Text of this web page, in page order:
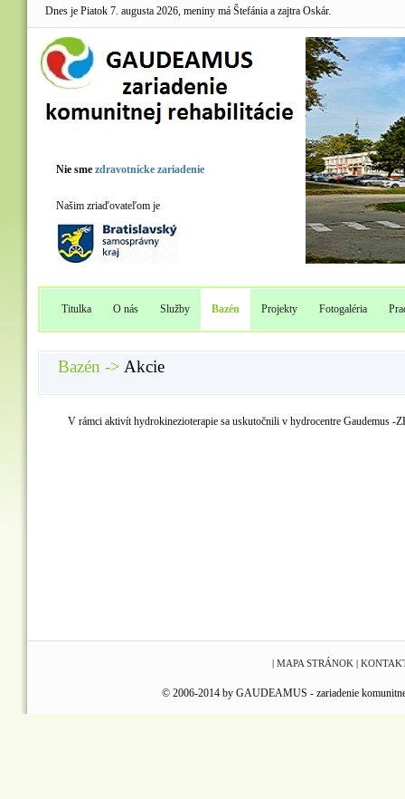
Dnes je Piatok 7. augusta 2026, meniny má Štefánia a zajtra Oskár.
Nie sme zdravotnícke zariadenie
Našim zriaďovateľom je
Titulka O nás Služby Bazén Projekty Fotogaléria
Bazén -> Akcie
V rámci aktivít hydrokinezioterapie sa uskutočnili v hydrocentre Gaudemus -
| MAPA STRÁNOK |
© 2006-2014 by GAUDEAMUS - zariadenie